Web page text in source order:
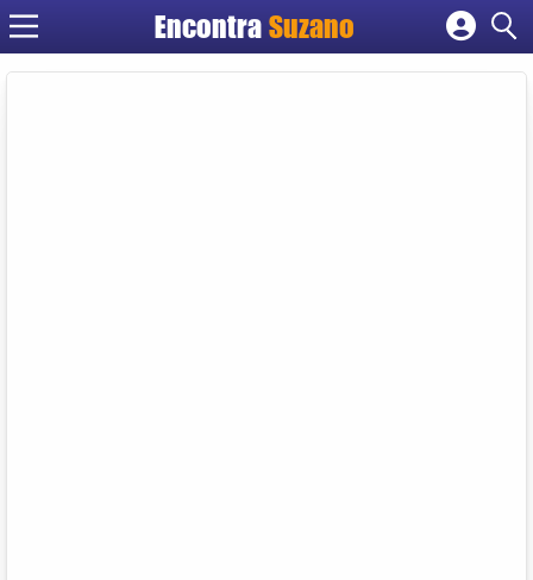
EncontraSuzano
Cadastrar empresa